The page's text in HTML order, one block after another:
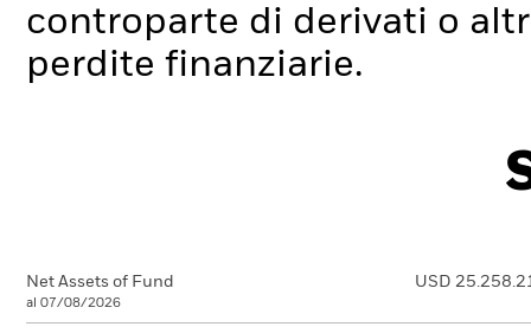
controparte di derivati o
perdite finanziarie.
Net Assets of Fund
al 07/08/2026
USD